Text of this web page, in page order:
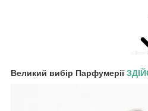
Великий вибір Парфумерії